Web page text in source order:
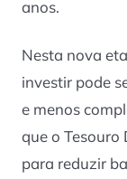
anos.
Nesta nova
investir pode
e menos
que o
para reduzir